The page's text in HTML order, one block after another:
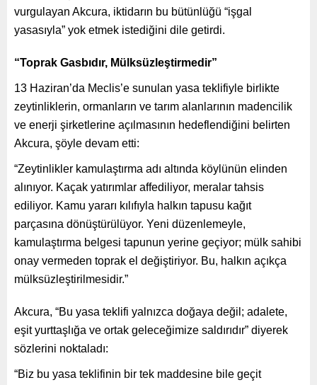
vurgulayan Akcura, iktidarın bu bütünlüğü “işgal
yasasıyla” yok etmek istediğini dile getirdi.
“Toprak Gasbıdır, Mülksüzleştirmedir”
13 Haziran’da Meclis’e sunulan yasa teklifiyle birlikte
zeytinliklerin, ormanların ve tarım alanlarının madencilik
ve enerji şirketlerine açılmasının hedeflendiğini belirten
Akcura, şöyle devam etti:
“Zeytinlikler kamulaştırma adı altında köylünün elinden
alınıyor. Kaçak yatırımlar affediliyor, meralar tahsis
ediliyor. Kamu yararı kılıfıyla halkın tapusu kağıt
parçasına dönüştürülüyor. Yeni düzenlemeyle,
kamulaştırma belgesi tapunun yerine geçiyor; mülk sahibi
onay vermeden toprak el değiştiriyor. Bu, halkın açıkça
mülksüzleştirilmesidir.”
Akcura, “Bu yasa teklifi yalnızca doğaya değil; adalete,
eşit yurttaşlığa ve ortak geleceğimize saldırıdır” diyerek
sözlerini noktaladı:
“Biz bu yasa teklifinin bir tek maddesine bile geçit